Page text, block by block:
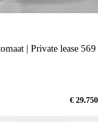
| Private lease 569
€ 29.750